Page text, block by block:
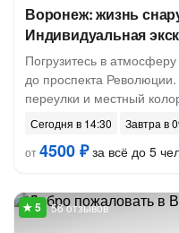
Воронеж: жизнь
Индивидуальная
Погрузитесь в
до проспекта
переулки и местный
Сегодня в 14:30
Завтра в
от4500 ₽за всё до 5
56 отзывов